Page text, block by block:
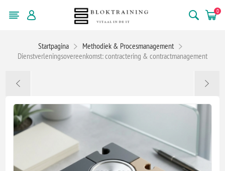
0
Startpagina
Methodiek & Procesmanagement
Dienstverleningsovereenkomst: contractering & contractmanagement